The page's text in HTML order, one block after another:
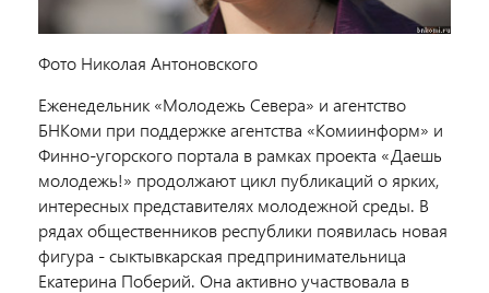
Фото Николая Антоновского
Еженедельник «Молодежь Севера» и агентство
БНКоми при поддержке агентства «Комиинформ» и
Финно-угорского портала в рамках проекта «Даешь
молодежь!» продолжают цикл публикаций о ярких,
интересных представителях молодежной среды. В
рядах общественников республики появилась новая
фигура - сыктывкарская предпринимательница
Екатерина Поберий. Она активно участвовала в